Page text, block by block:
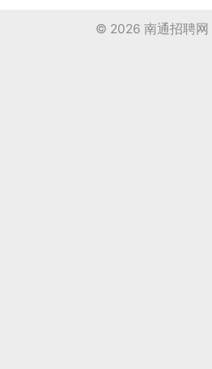
© 2026 南通招聘网